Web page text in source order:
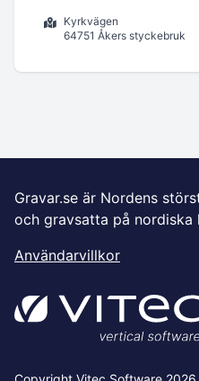
Kyrkvägen
64751 Åkers styckebruk
Gravar.se är Nordens
och gravsatta på nordiska
Användarvillkor